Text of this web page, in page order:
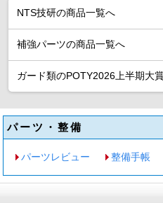
NTS技研の商品一覧へ
補強パーツの商品一覧へ
ガード類のPOTY2026上半期大
パーツ・整備
パーツレビュー 整備手帳